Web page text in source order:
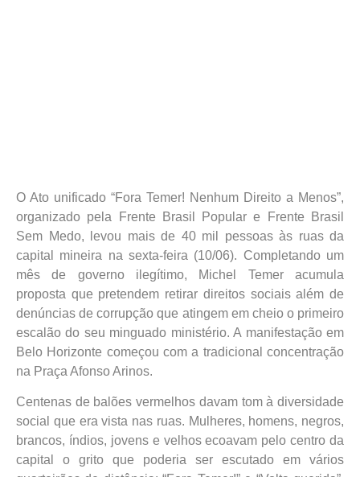
O Ato unificado “Fora Temer! Nenhum Direito a Menos”,
organizado pela Frente Brasil Popular e Frente Brasil
Sem Medo, levou mais de 40 mil pessoas às ruas da
capital mineira na sexta-feira (10/06). Completando um
mês de governo ilegítimo, Michel Temer acumula
proposta que pretendem retirar direitos sociais além de
denúncias de corrupção que atingem em cheio o primeiro
escalão do seu minguado ministério. A manifestação em
Belo Horizonte começou com a tradicional concentração
na Praça Afonso Arinos.
Centenas de balões vermelhos davam tom à diversidade
social que era vista nas ruas. Mulheres, homens, negros,
brancos, índios, jovens e velhos ecoavam pelo centro da
capital o grito que poderia ser escutado em vários